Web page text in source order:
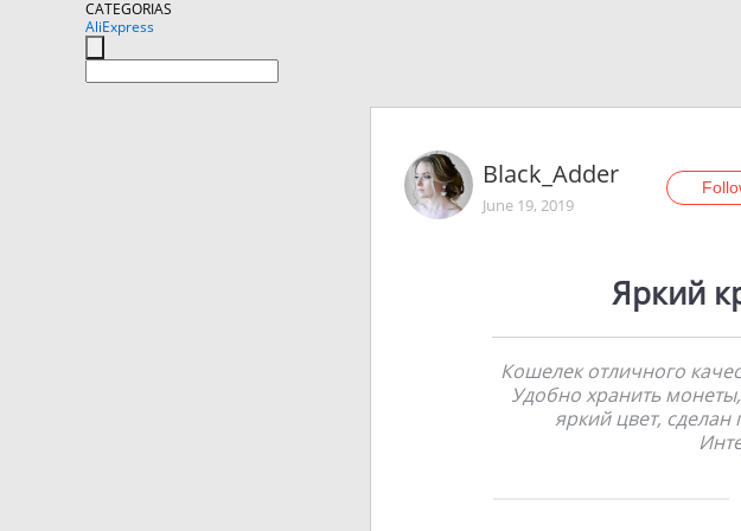
CATEGORIAS
AliExpress
Black_Adder
June 19, 2019
Яркий
Кошелек отличного
Удобно хранить
яркий цвет,